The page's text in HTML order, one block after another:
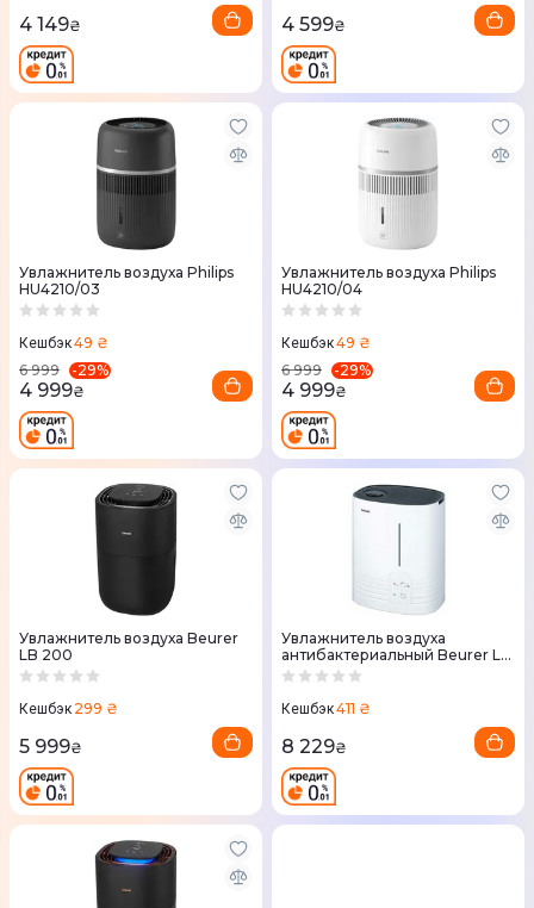
4 149₴ 4 599₴
Увлажнитель воздуха Philips
HU4210/03
Кешбэк49 ₴
6 999
-29%
4 999₴
Увлажнитель воздуха Philips
HU4210/04
Кешбэк49 ₴
6 999
-29%
4 999₴
Увлажнитель воздуха Beurer
LB 200
Кешбэк 299 ₴
5 999₴
Увлажнитель воздуха
антибактериальный Beurer LB
55
Кешбэк411 ₴
8 229₴